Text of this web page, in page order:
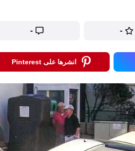
-
-
انشرها على Pinterest